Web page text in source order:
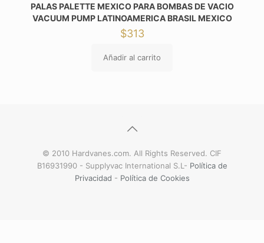
PALAS PALETTE MEXICO PARA BOMBAS DE VACIO
VACUUM PUMP LATINOAMERICA BRASIL MEXICO
$313
Añadir al carrito
© 2010 Hardvanes.com. All Rights Reserved. CIF
B16931990 - Supplyvac International S.L- Política de
Privacidad - Política de Cookies